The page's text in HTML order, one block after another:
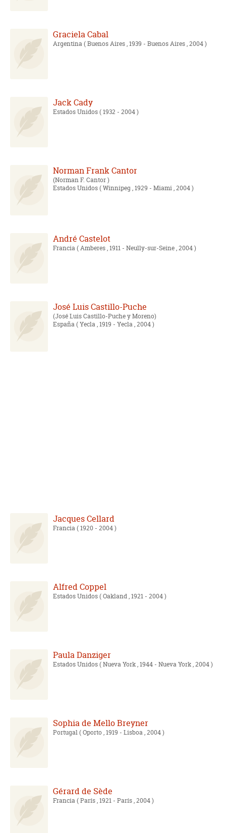
Graciela Cabal
Argentina( Buenos Aires , 1939 - Buenos Aires , 2004 )
Jack Cady
Estados Unidos( 1932 - 2004 )
Norman Frank Cantor
Norman F. Cantor
Estados Unidos( Winnipeg , 1929 - Miami , 2004 )
André Castelot
Francia( Amberes , 1911 - Neully-sur-Seine , 2004 )
José Luis Castillo-Puche
José Luis Castillo-Puche y Moreno
España( Yecla , 1919 - Yecla , 2004 )
Jacques Cellard
Francia( 1920 - 2004 )
Alfred Coppel
Estados Unidos( Oakland , 1921 - 2004 )
Paula Danziger
Estados Unidos( Nueva York , 1944 - Nueva York , 2004 )
Sophia de Mello Breyner
Portugal( Oporto , 1919 - Lisboa , 2004 )
Gérard de Sède
Francia( París , 1921 - París , 2004 )